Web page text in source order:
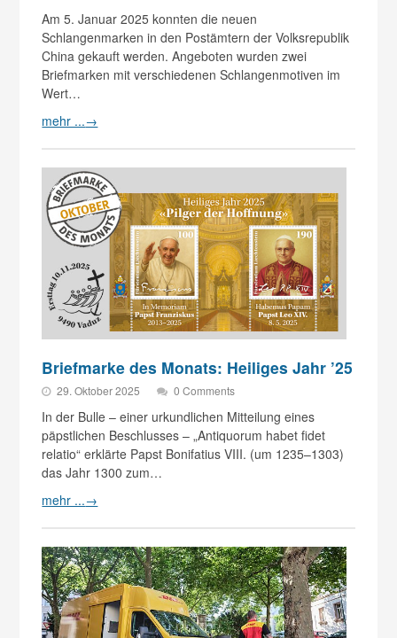
Am 5. Januar 2025 konnten die neuen
Schlangenmarken in den Postämtern der Volksrepublik
China gekauft werden. Angeboten wurden zwei
Briefmarken mit verschiedenen Schlangenmotiven im
Wert…
mehr ...→
Briefmarke des Monats: Heiliges Jahr ’25
29. Oktober 2025 0 Comments
In der Bulle – einer urkundlichen Mitteilung eines
päpstlichen Beschlusses – „Antiquorum habet fidet
relatio“ erklärte Papst Bonifatius VIII. (um 1235–1303)
das Jahr 1300 zum…
mehr ...→